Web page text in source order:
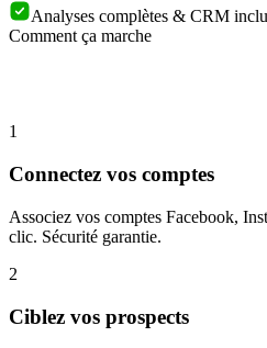
Analyses complètes & CRM
Comment ça marche
1
Connectez vos comptes
Associez vos comptes Facebook,
clic. Sécurité garantie.
2
Ciblez vos prospects